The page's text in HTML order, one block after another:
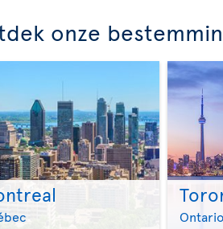
onze
>
Ontario